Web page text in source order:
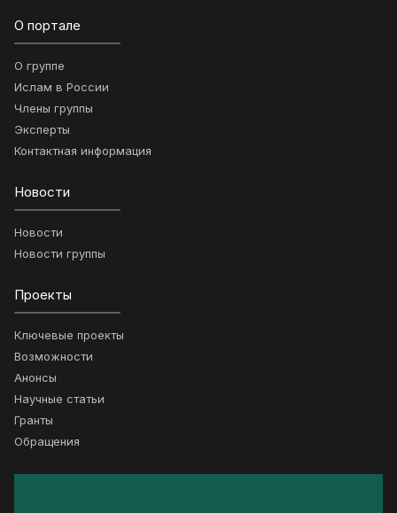
О портале
О группе
Ислам в России
Члены группы
Эксперты
Контактная информация
Новости
Новости
Новости группы
Проекты
Ключевые проекты
Возможности
Анонсы
Научные статьи
Гранты
Обращения